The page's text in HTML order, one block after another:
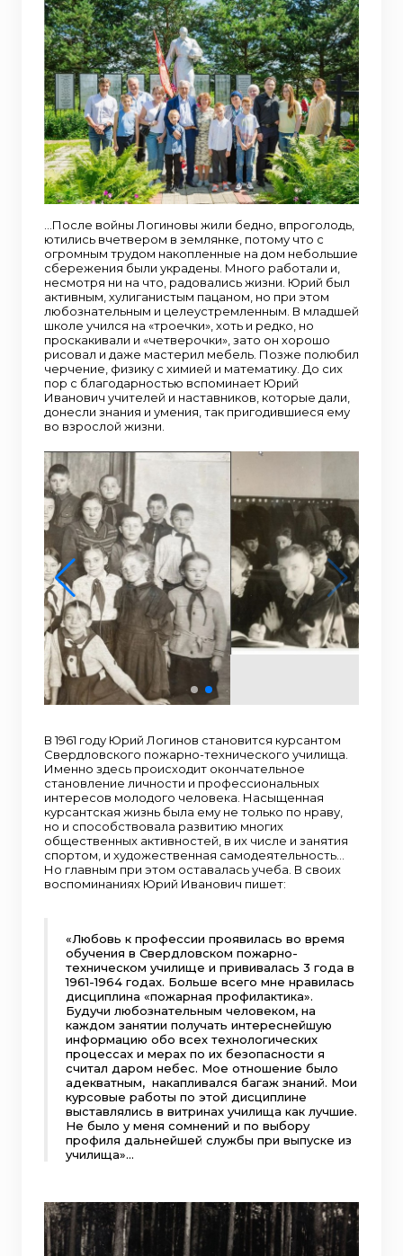
…После войны Логиновы жили бедно, впроголодь,
ютились вчетвером в землянке, потому что с
огромным трудом накопленные на дом небольшие
сбережения были украдены. Много работали и,
несмотря ни на что, радовались жизни. Юрий был
активным, хулиганистым пацаном, но при этом
любознательным и целеустремленным. В младшей
школе учился на «троечки», хоть и редко, но
проскакивали и «четверочки», зато он хорошо
рисовал и даже мастерил мебель. Позже полюбил
черчение, физику с химией и математику. До сих
пор с благодарностью вспоминает Юрий
Иванович учителей и наставников, которые дали,
донесли знания и умения, так пригодившиеся ему
во взрослой жизни.
В 1961 году Юрий Логинов становится курсантом
Свердловского пожарно-технического училища.
Именно здесь происходит окончательное
становление личности и профессиональных
интересов молодого человека. Насыщенная
курсантская жизнь была ему не только по нраву,
но и способствовала развитию многих
общественных активностей, в их числе и занятия
спортом, и художественная самодеятельность…
Но главным при этом оставалась учеба. В своих
воспоминаниях Юрий Иванович пишет:
«Любовь к профессии проявилась во время
обучения в Свердловском пожарно-
техническом училище и прививалась 3 года в
1961-1964 годах. Больше всего мне нравилась
дисциплина «пожарная профилактика».
Будучи любознательным человеком, на
каждом занятии получать интереснейшую
информацию обо всех технологических
процессах и мерах по их безопасности я
считал даром небес. Мое отношение было
адекватным, накапливался багаж знаний. Мои
курсовые работы по этой дисциплине
выставлялись в витринах училища как лучшие.
Не было у меня сомнений и по выбору
профиля дальнейшей службы при выпуске из
училища»...